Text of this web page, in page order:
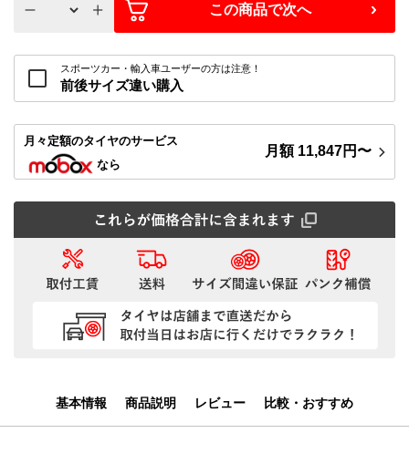
この商品で次へ
スポーツカー・輸入車ユーザーの方は注意！
前後サイズ違い購入
月々定額のタイヤのサービス
なら
月額 11,847円〜
基本情報 商品説明 レビュー 比較・おすすめ